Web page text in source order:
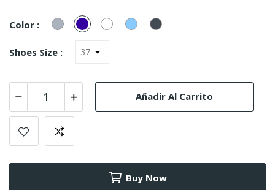
Color : Gris MarinhoBlancoAzul
Celeste
Negro
Shoes Size :
Añadir Al Carrito
Buy Now